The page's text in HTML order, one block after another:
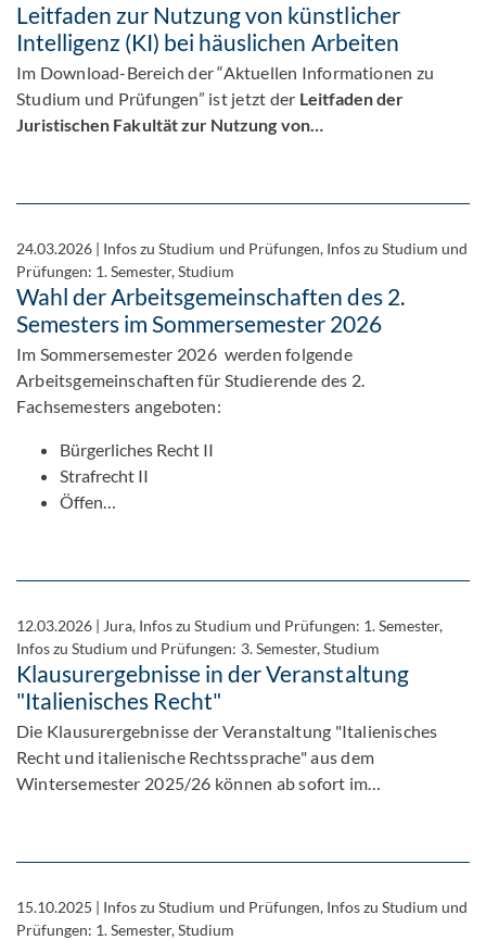
Leitfaden zur Nutzung von künstlicher
Intelligenz (KI) bei häuslichen Arbeiten
Im Download-Bereich der “Aktuellen Informationen zu
Studium und Prüfungen” ist jetzt der Leitfaden der
Juristischen Fakultät zur Nutzung von…
24.03.2026 | Infos zu Studium und Prüfungen, Infos zu Studium und
Prüfungen: 1. Semester, Studium
Wahl der Arbeitsgemeinschaften des 2.
Semesters im Sommersemester 2026
Im Sommersemester 2026 werden folgende
Arbeitsgemeinschaften für Studierende des 2.
Fachsemesters angeboten:
Bürgerliches Recht II
Strafrecht II
Öffen…
12.03.2026 | Jura, Infos zu Studium und Prüfungen: 1. Semester,
Infos zu Studium und Prüfungen: 3. Semester, Studium
Klausurergebnisse in der Veranstaltung
"Italienisches Recht"
Die Klausurergebnisse der Veranstaltung "Italienisches
Recht und italienische Rechtssprache" aus dem
Wintersemester 2025/26 können ab sofort im…
15.10.2025 | Infos zu Studium und Prüfungen, Infos zu Studium und
Prüfungen: 1. Semester, Studium